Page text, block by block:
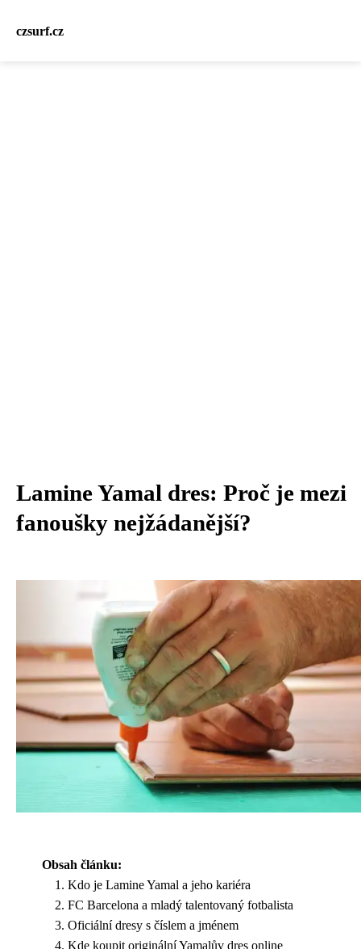
czsurf.cz
Lamine Yamal dres: Proč je mezi
fanoušky nejžádanější?
Obsah článku:
Kdo je Lamine Yamal a jeho kariéra
FC Barcelona a mladý talentovaný fotbalista
Oficiální dresy s číslem a jménem
Kde koupit originální Yamalův dres online